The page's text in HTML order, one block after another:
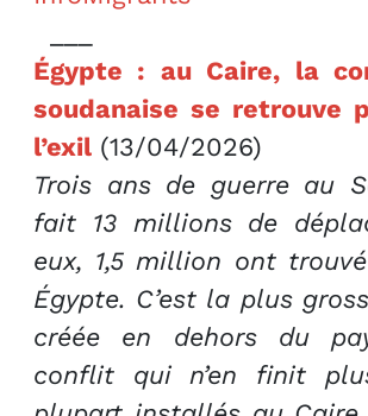
Égypte : au Caire, la
soudanaise se retrouve
l’exil (13/04/2026)
Trois ans de guerre au
fait 13 millions de
eux, 1,5 million ont
Égypte. C’est la plus
créée en dehors du
conflit qui n’en finit